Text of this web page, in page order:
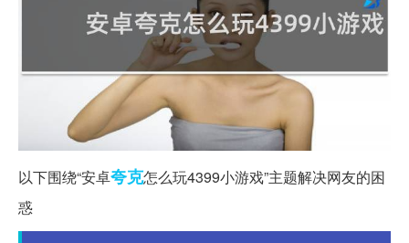
以下围绕“安卓夸克怎么玩4399小游戏”主题解决网友的困
惑